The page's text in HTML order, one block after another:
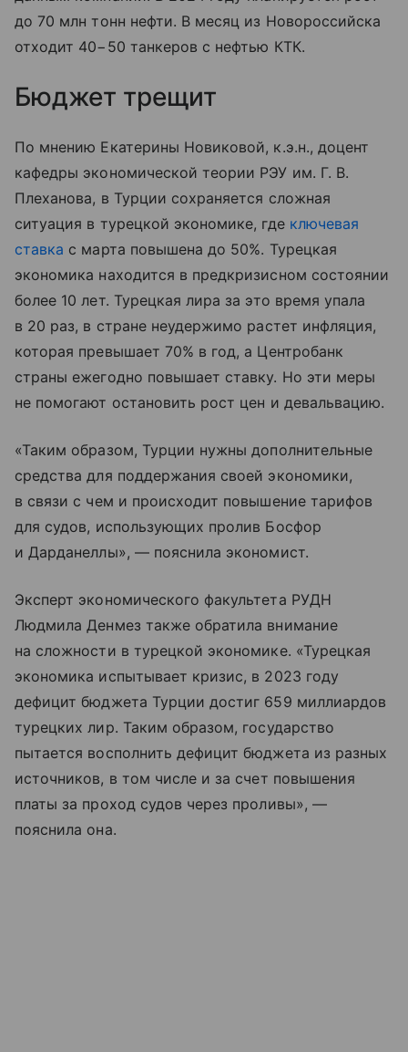
до 70 млн тонн нефти. В месяц из Новороссийска
отходит 40−50 танкеров с нефтью КТК.
Бюджет трещит
По мнению Екатерины Новиковой, к.э.н., доцент
кафедры экономической теории РЭУ им. Г. В.
Плеханова, в Турции сохраняется сложная
ситуация в турецкой экономике, где ключевая
ставка с марта повышена до 50%. Турецкая
экономика находится в предкризисном состоянии
более 10 лет. Турецкая лира за это время упала
в 20 раз, в стране неудержимо растет инфляция,
которая превышает 70% в год, а Центробанк
страны ежегодно повышает ставку. Но эти меры
не помогают остановить рост цен и девальвацию.
«Таким образом, Турции нужны дополнительные
средства для поддержания своей экономики,
в связи с чем и происходит повышение тарифов
для судов, использующих пролив Босфор
и Дарданеллы», — пояснила экономист.
Эксперт экономического факультета РУДН
Людмила Денмез также обратила внимание
на сложности в турецкой экономике. «Турецкая
экономика испытывает кризис, в 2023 году
дефицит бюджета Турции достиг 659 миллиардов
турецких лир. Таким образом, государство
пытается восполнить дефицит бюджета из разных
источников, в том числе и за счет повышения
платы за проход судов через проливы», —
пояснила она.